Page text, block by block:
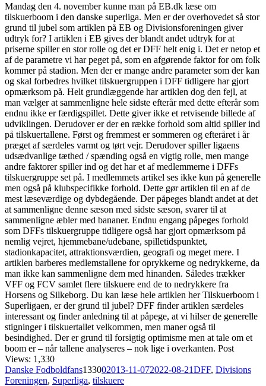
Mandag den 4. november kunne man på EB.dk læse om
tilskuerboom i den danske superliga. Men er der overhovedet så stor
grund til jubel som artiklen på EB og Divisionsforeningen giver
udtryk for? I artiklen i EB gives der blandt andet udtryk for at
priserne spiller en stor rolle og det er DFF helt enig i. Det er netop et
af de parametre vi har peget på, som en afgørende faktor for om folk
kommer på stadion. Men der er mange andre parameter som der kan
og skal forbedres hvilket tilskuergruppen i DFF tidligere har gjort
opmærksom på. Helt grundlæggende har artiklen dog den fejl, at
man vælger at sammenligne hele sidste efterår med dette efterår som
endnu ikke er færdigspillet. Dette giver ikke et retvisende billede af
udviklingen. Derudover er der en række forhold som altid spiller ind
på tilskuertallene. Først og fremmest er sommeren og efteråret i år
præget af særdeles varmt og tørt vejr. Derudover spiller ligaens
udsædvanlige tæthed / spænding også en vigtig rolle, men mange
andre faktorer spiller ind og det har et af medlemmerne i DFFs
tilskuergruppe set på. I medlemmets artikel ses ikke kun på generelle
men også på klubspecifikke forhold. Dette gør artiklen til en af de
mest læseværdige og dybdegående. Der påpeges blandt andet at det
at sammenligne denne sæson med sidste sæson, svarer til at
sammenligne æbler med bananer. Endnu engang påpeges forhold
som DFFs tilskuergruppe tidligere også har gjort opmærksom på
nemlig vejret, hjemmebane/udebane, spilletidspunktet,
stadionkapacitet, attraktionsværdien, geografi og meget mere. I
artiklen barberes medlemstallene for oprykkerne og nedrykkerne, da
man ikke kan sammenligne dem med hinanden. Således trækker
VFF og FCV samlet flere tilskuere end de to nedrykkere fra
Horsens og Silkeborg. Du kan læse hele artiklen her Tilskuerboom i
Superligaen, er der grund til jubel? DFF finder artiklen særdeles
interessant og finder anledning til at påpege, at vi hilser de generelle
stigninger i tilskuertallet velkommen, men maner også til
besindighed. Der er grund til forsigtig optimisme men at tale om et
boom er – når tallene analyseres – nok lige i overkanten. Post
Views: 1,330
Danske Fodboldfans133002013-11-072022-08-21DFF, Divisions
Foreningen, Superliga, tilskuere